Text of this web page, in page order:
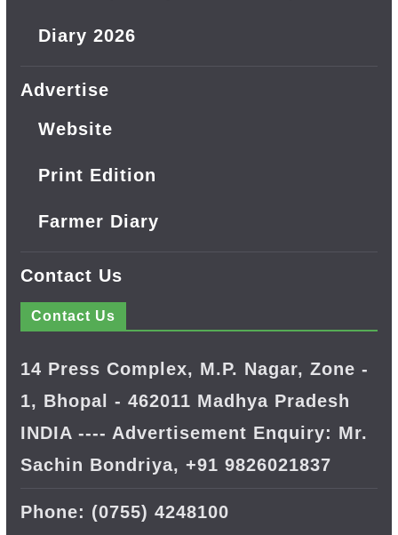
Diary 2026
Advertise
Website
Print Edition
Farmer Diary
Contact Us
Contact Us
14 Press Complex, M.P. Nagar, Zone -
1, Bhopal - 462011 Madhya Pradesh
INDIA ---- Advertisement Enquiry: Mr.
Sachin Bondriya, +91 9826021837
Phone: (0755) 4248100